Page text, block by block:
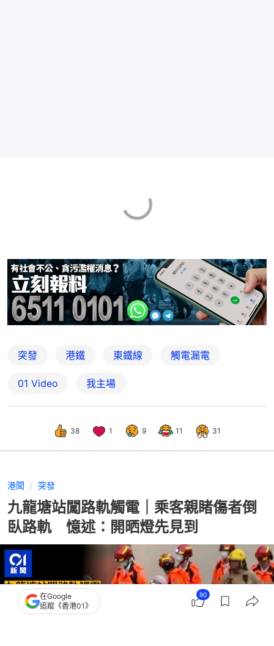
突發 港鐵 東鐵線 觸電漏電
01 Video 我主場
38 1 9 11 31
港聞 突發
九龍塘站闖路軌觸電｜乘客親睹傷者倒
臥路軌 憶述：開晒燈先見到
在Google
追蹤《香港01》
90